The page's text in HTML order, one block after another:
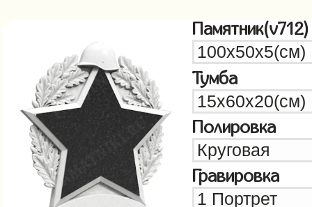
Памятник(v712)
Тумба
Полировка
Гравировка